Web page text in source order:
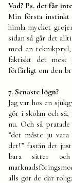
Vad? Ps. det får
Min första instinkt
himla mycket
sidan så går det
med en
faktiskt det mest
förfärligt om den
7. Senaste lögn?
Jag var hos en
gör i skolan och
nu. Och så
”det måste ju
det!” fastän det
bara sitter
alls gör de där